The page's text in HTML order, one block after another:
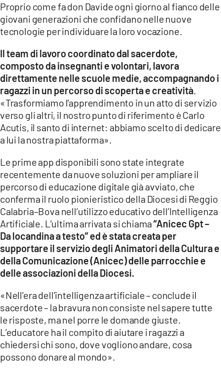
Proprio come fa don Davide ogni giorno al fianco delle
giovani generazioni che confidano nelle nuove
tecnologie per individuare la loro vocazione.
Il team di lavoro coordinato dal sacerdote,
composto da insegnanti e volontari, lavora
direttamente nelle scuole medie, accompagnando i
ragazzi in un percorso di scoperta e creatività.
«Trasformiamo l’apprendimento in un atto di servizio
verso gli altri, il nostro punto di riferimento è Carlo
Acutis, il santo di internet: abbiamo scelto di dedicare
a lui la nostra piattaforma».
Le prime app disponibili sono state integrate
recentemente da nuove soluzioni per ampliare il
percorso di educazione digitale già avviato, che
conferma il ruolo pionieristico della Diocesi di Reggio
Calabria–Bova nell’utilizzo educativo dell’Intelligenza
Artificiale. L’ultima arrivata si chiama“Anicec Gpt –
Da locandina a testo” ed è stata creata per
supportare il servizio degli Animatori della Cultura e
della Comunicazione (Anicec) delle parrocchie e
delle associazioni della Diocesi.
«Nell’era dell’intelligenza artificiale – conclude il
sacerdote – la bravura non consiste nel sapere tutte
le risposte, ma nel porre le domande giuste.
L’educatore ha il compito di aiutare i ragazzi a
chiedersi chi sono, dove vogliono andare, cosa
possono donare al mondo».